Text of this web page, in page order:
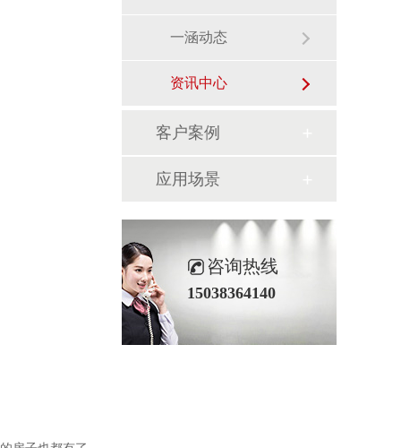
一涵动态
资讯中心
客户案例
应用场景
咨询热线
15038364140